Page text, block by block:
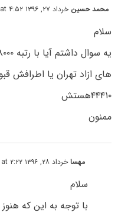
محمد حسین خرداد ۲۷, ۱۳۹۶ at ۴:۵۲ ق٫ظ
سلام
های ازاد تهران یا اطرافش
۴۴۴۱۰هستش
ممنون
مهساخرداد ۲۸, ۱۳۹۶ at ۲:۲۲ ق٫ظ
سلام
با توجه به این که